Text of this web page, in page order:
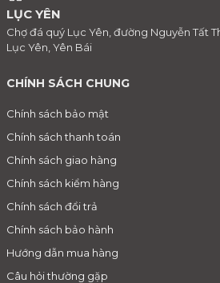
LỤC YÊN
Chợ đá quý Lục Yên, đường Nguyễn Tất
Lục Yên, Yên Bái
CHÍNH SÁCH CHUNG
Chính sách bảo mật
Chính sách thanh toán
Chính sách giao hàng
Chính sách kiểm hàng
Chính sách đổi trả
Chính sách bảo hành
Hướng dẫn mua hàng
Câu hỏi thường gặp